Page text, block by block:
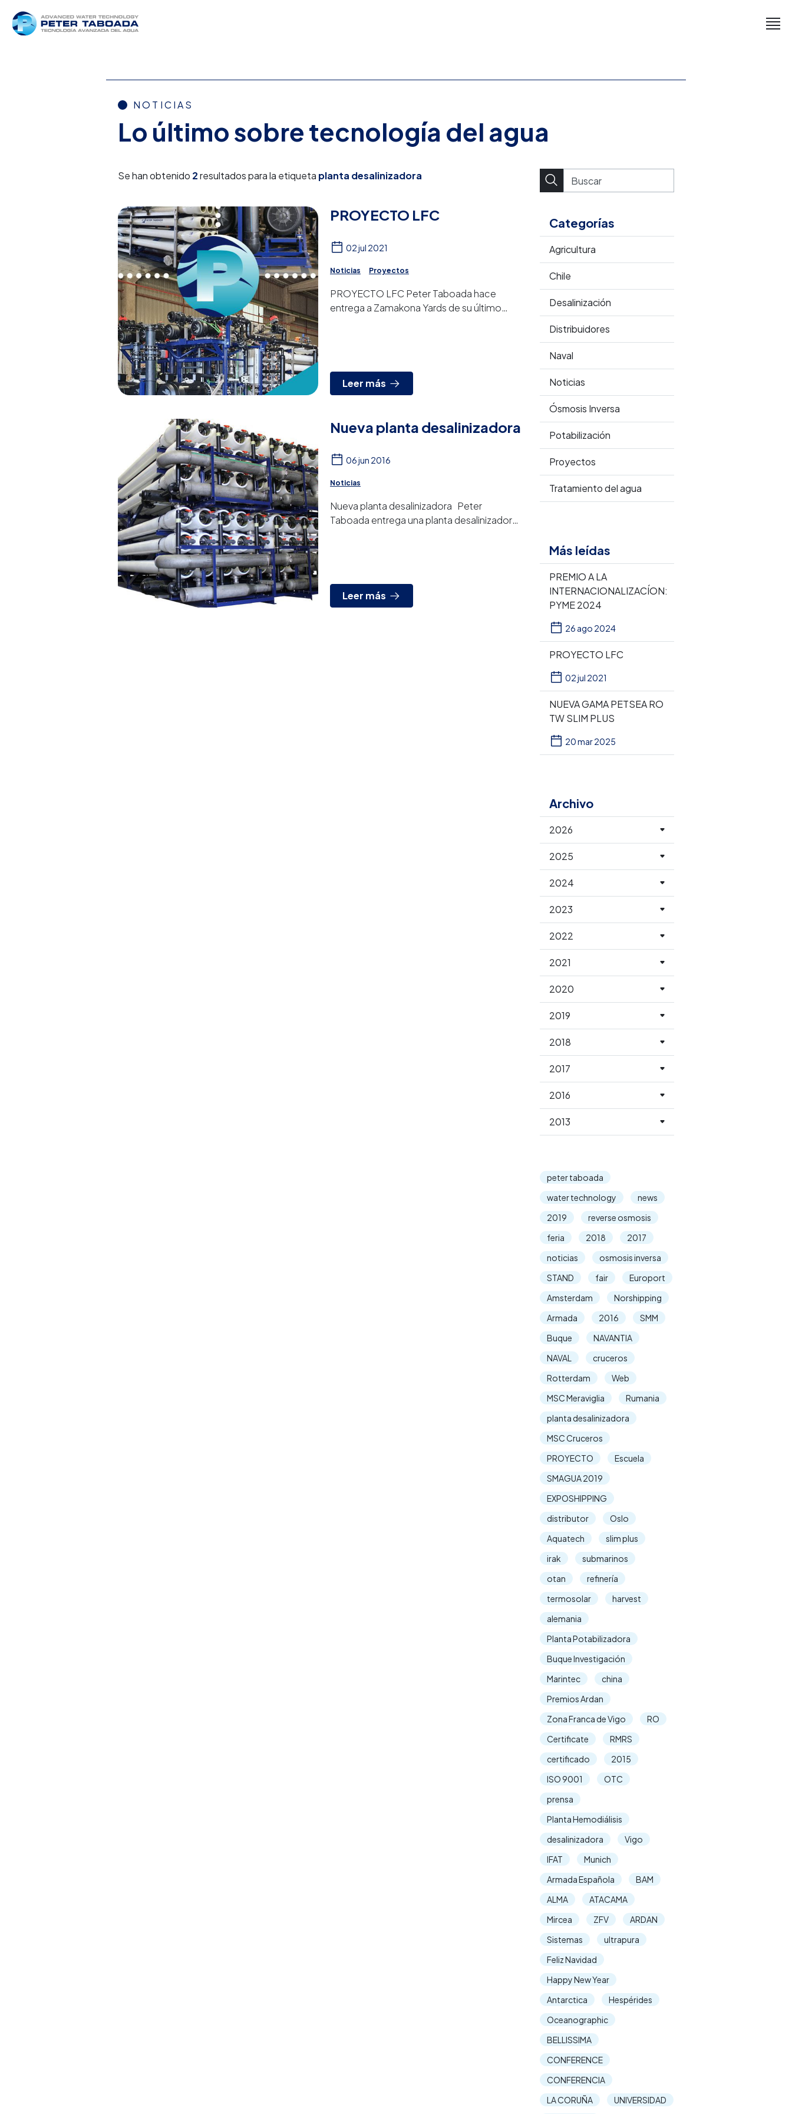
NOTICIAS
Lo último sobre tecnología del agua
Categorías
Agricultura
Chile
Desalinización
Distribuidores
Naval
Noticias
Ósmosis Inversa
Potabilización
Proyectos
Tratamiento del agua
Más leídas
PREMIO A LA
INTERNACIONALIZACÍON:
PYME 2024
26 ago 2024
PROYECTO LFC
02 jul 2021
NUEVA GAMA PETSEA RO
TW SLIM PLUS
20 mar 2025
Archivo
2026
2025
2024
2023
2022
2021
2020
2019
2018
2017
2016
2013
peter taboada
water technology
news
2019
reverse osmosis
feria
2018
2017
noticias
osmosis inversa
STAND
fair
Europort
Amsterdam
Norshipping
Armada
2016
SMM
Buque
NAVANTIA
NAVAL
cruceros
Rotterdam
Web
MSC Meraviglia
Rumania
planta desalinizadora
MSC Cruceros
PROYECTO
Escuela
SMAGUA 2019
EXPOSHIPPING
distributor
Oslo
Aquatech
slim plus
irak
submarinos
otan
refinería
termosolar
harvest
alemania
Planta Potabilizadora
Buque Investigación
Marintec
china
Premios Ardan
Zona Franca de Vigo
RO
Certificate
RMRS
certificado
2015
ISO 9001
OTC
prensa
Planta Hemodiálisis
desalinizadora
Vigo
IFAT
Munich
Armada Española
BAM
ALMA
ATACAMA
Mircea
ZFV
ARDAN
Sistemas
ultrapura
Feliz Navidad
Happy New Year
Antarctica
Hespérides
Oceanographic
BELLISSIMA
CONFERENCE
CONFERENCIA
LA CORUÑA
UNIVERSIDAD
Se han obtenido 2resultados para la etiqueta planta desalinizadora
PROYECTO LFC
02 jul 2021
Noticias Proyectos
PROYECTO LFC Peter Taboada hace
entrega a Zamakona Yards de su último
Leer más
Nueva planta desalinizadora
06 jun 2016
Noticias
Nueva planta desalinizadora Peter
Taboada entrega una planta desalinizadora
Leer más